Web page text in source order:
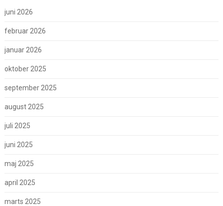
juni 2026
februar 2026
januar 2026
oktober 2025
september 2025
august 2025
juli 2025
juni 2025
maj 2025
april 2025
marts 2025